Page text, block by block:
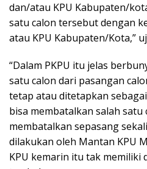
dan/atau KPU Kabupaten/
satu calon tersebut dengan
atau KPU Kabupaten/Kota,”
“Dalam PKPU itu jelas
satu calon dari pasangan
tetap atau ditetapkan
bisa membatalkan salah
membatalkan sepasang
dilakukan oleh Mantan KPU
KPU kemarin itu tak memiliki